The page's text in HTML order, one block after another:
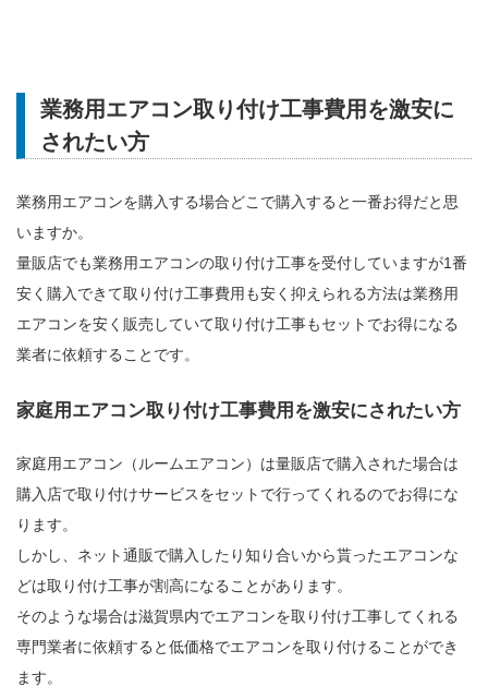
業務用エアコン取り付け工事費用を激安に
されたい方
業務用エアコンを購入する場合どこで購入すると一番お得だと思
いますか。
量販店でも業務用エアコンの取り付け工事を受付していますが1番
安く購入できて取り付け工事費用も安く抑えられる方法は業務用
エアコンを安く販売していて取り付け工事もセットでお得になる
業者に依頼することです。
家庭用エアコン取り付け工事費用を激安にされたい方
家庭用エアコン（ルームエアコン）は量販店で購入された場合は
購入店で取り付けサービスをセットで行ってくれるのでお得にな
ります。
しかし、ネット通販で購入したり知り合いから貰ったエアコンな
どは取り付け工事が割高になることがあります。
そのような場合は滋賀県内でエアコンを取り付け工事してくれる
専門業者に依頼すると低価格でエアコンを取り付けることができ
ます。